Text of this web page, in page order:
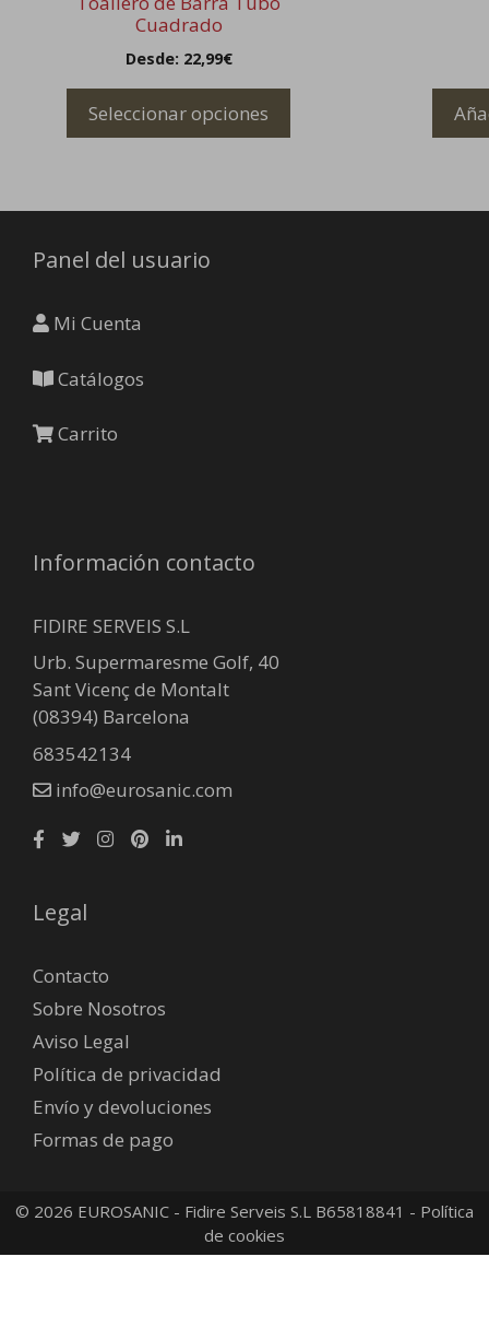
Cuadrado
Desde: 22,99€
Seleccionar opciones
opciones
en
página
producto
Panel del usuario
Mi Cuenta
Catálogos
Carrito
Información contacto
FIDIRE SERVEIS S.L
Urb. Supermaresme Golf, 40
Sant Vicenç de Montalt
(08394) Barcelona
683542134
info@eurosanic.com
Legal
Contacto
Sobre Nosotros
Aviso Legal
Política de privacidad
Envío y devoluciones
Formas de pago
© 2026 EUROSANIC - Fidire Serveis S.L B65818841 - Política
de cookies